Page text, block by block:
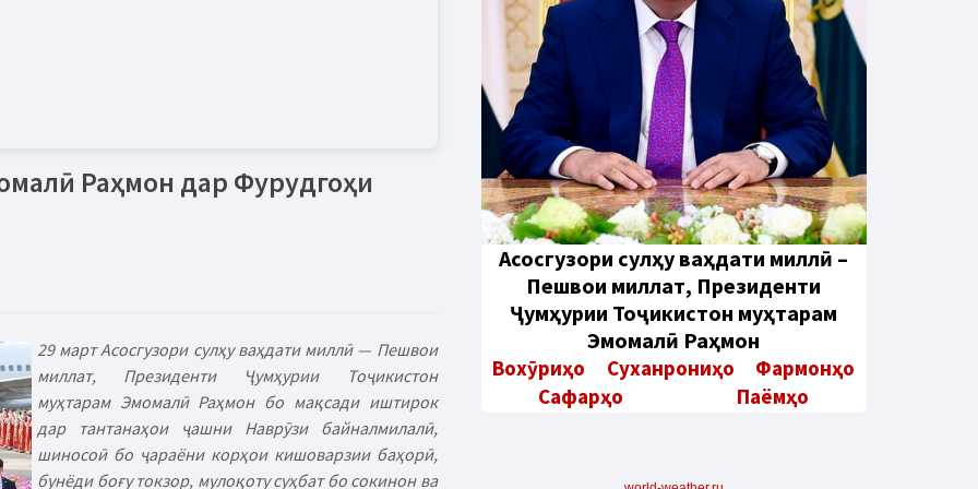
Раҳмон дар Фурудгоҳи
29 март Асосгузори сулҳу ваҳдати миллӣ — Пешвои
миллат, Президенти Ҷумҳурии Тоҷикистон
муҳтарам Эмомалӣ Раҳмон бо мақсади иштирок
дар тантанаҳои ҷашни Наврӯзи байналмилалӣ,
шиносоӣ бо ҷараёни корҳои кишоварзии баҳорӣ,
бунёди боғу токзор, мулоқоту суҳбат бо сокинон ва
Aсосгузори сулҳу ваҳдати миллӣ –
Пешвои миллат, Президенти
Ҷумҳурии Тоҷикистон муҳтарам
Эмомалӣ Раҳмон
Вохӯриҳо Суханрониҳо
Фармонҳо
Сафарҳо
Паёмҳо